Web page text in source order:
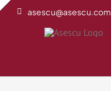
Saltar
asescu@asescu.com